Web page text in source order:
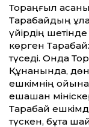
Тораңғыл
Тарақбайдың
үйірдің
көрген
түседі. Онда
Құнанында,
ешкімнің ойына
ешқашан
Тарақбай
түскен, бұта